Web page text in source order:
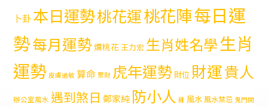
卜卦本日運勢桃花運桃花陣每日運
勢每月運勢 爛桃花 王力宏 生肖姓名學生肖
運勢 皮膚過敏 算命 聚財 虎年運勢 財位 財運貴人
辦公室風水 遇到煞日 鄭家純 防小人 雞 風水 風水禁忌 鬼門開